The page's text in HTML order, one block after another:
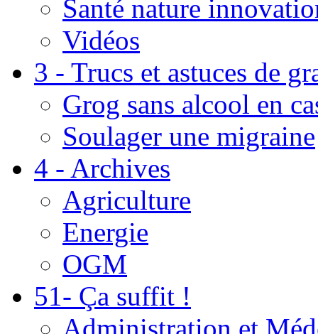
Santé nature
Vidéos
3 - Trucs et astuces de
Grog sans alcool en
Soulager une migraine
4 - Archives
Agriculture
Energie
OGM
51- Ça suffit !